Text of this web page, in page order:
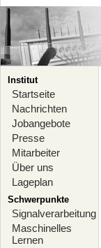
Institut
Startseite
Nachrichten
Jobangebote
Presse
Mitarbeiter
Über uns
Lageplan
Schwerpunkte
Signalverarbeitung
Maschinelles
Lernen